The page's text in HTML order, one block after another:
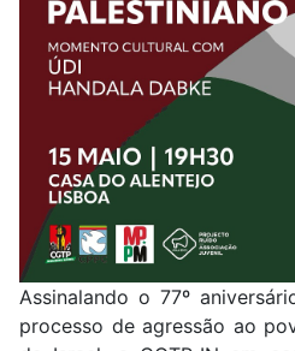
Assinalando o 77º
processo de agressão ao